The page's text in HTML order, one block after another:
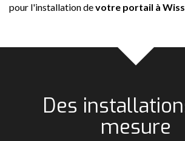
pour l'installation devotre portail à
Des
mesure